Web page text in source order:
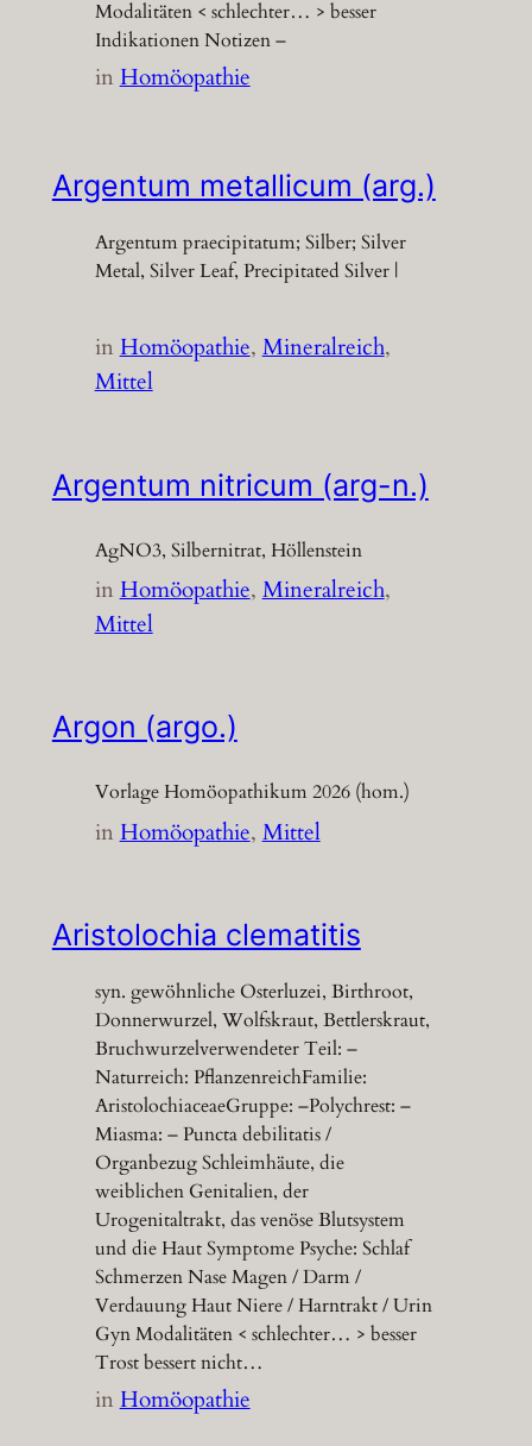
Modalitäten < schlechter… > besser
Indikationen Notizen –
inHomöopathie
Argentum metallicum (arg.)
Argentum praecipitatum; Silber; Silver
Metal, Silver Leaf, Precipitated Silver |
inHomöopathie, Mineralreich
Mittel
Argentum nitricum (arg-n.)
AgNO3, Silbernitrat, Höllenstein
inHomöopathie, Mineralreich
Mittel
Argon (argo.)
Vorlage Homöopathikum 2026 (hom.)
inHomöopathie, Mittel
Aristolochia clematitis
syn. gewöhnliche Osterluzei, Birthroot,
Donnerwurzel, Wolfskraut, Bettlerskraut,
Bruchwurzelverwendeter Teil: –
Naturreich: PflanzenreichFamilie:
AristolochiaceaeGruppe: –Polychrest: –
Miasma: – Puncta debilitatis /
Organbezug Schleimhäute, die
weiblichen Genitalien, der
Urogenitaltrakt, das venöse Blutsystem
und die Haut Symptome Psyche: Schlaf
Schmerzen Nase Magen / Darm /
Verdauung Haut Niere / Harntrakt / Urin
Gyn Modalitäten < schlechter… > besser
Trost bessert nicht…
inHomöopathie